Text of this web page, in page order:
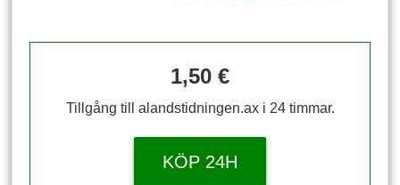
1,50 €
Tillgång till alandstidningen.ax i 24 timmar.
KÖP 24H